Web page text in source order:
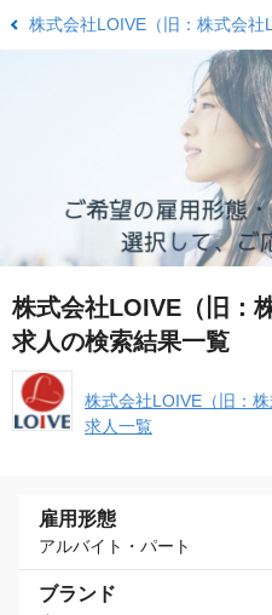
株式会社LOIVE（旧：株式会社
株式会社LOIVE（旧：
求人の検索結果一覧
株式会社LOIVE（旧：
求人一覧
雇用形態
アルバイト・パート
ブランド